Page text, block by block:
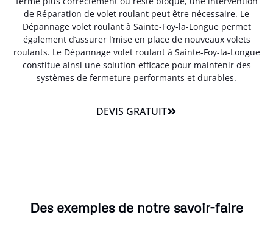
de Réparation de volet roulant peut être nécessaire. Le
Dépannage volet roulant à Sainte-Foy-la-Longue permet
également d’assurer l’mise en place de nouveaux volets
roulants. Le Dépannage volet roulant à Sainte-Foy-la-Longue
constitue ainsi une solution efficace pour maintenir des
systèmes de fermeture performants et durables.
DEVIS GRATUIT
Des exemples de notre savoir-faire